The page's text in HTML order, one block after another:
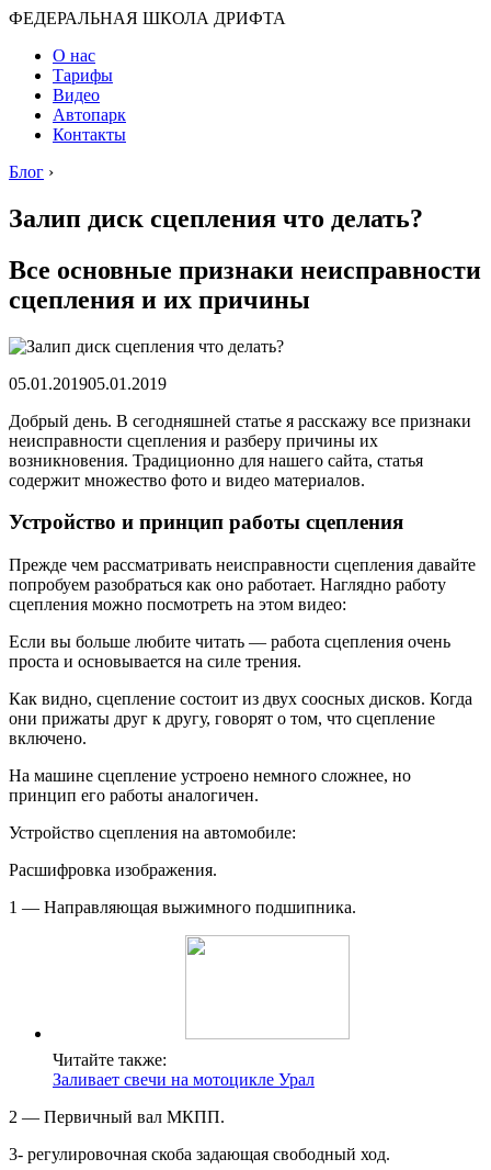
ФЕДЕРАЛЬНАЯ ШКОЛА ДРИФТА
О нас
Тарифы
Видео
Автопарк
Контакты
Блог ›
Залип диск сцепления что делать?
Все основные признаки неисправности
сцепления и их причины
05.01.201905.01.2019
Добрый день. В сегодняшней статье я расскажу все признаки
неисправности сцепления и разберу причины их
возникновения. Традиционно для нашего сайта, статья
содержит множество фото и видео материалов.
Устройство и принцип работы сцепления
Прежде чем рассматривать неисправности сцепления давайте
попробуем разобраться как оно работает. Наглядно работу
сцепления можно посмотреть на этом видео:
Если вы больше любите читать — работа сцепления очень
проста и основывается на силе трения.
Как видно, сцепление состоит из двух соосных дисков. Когда
они прижаты друг к другу, говорят о том, что сцепление
включено.
На машине сцепление устроено немного сложнее, но
принцип его работы аналогичен.
Устройство сцепления на автомобиле:
Расшифровка изображения.
1 — Направляющая выжимного подшипника.
Читайте также:
Заливает свечи на мотоцикле Урал
2 — Первичный вал МКПП.
3- регулировочная скоба задающая свободный ход.